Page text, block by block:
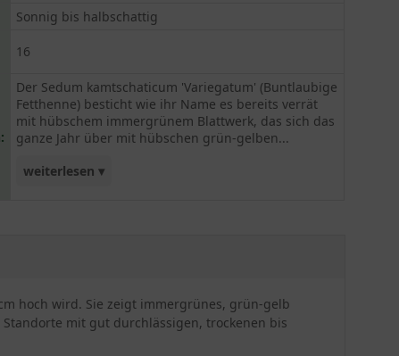
Sonnig bis halbschattig
16
Der Sedum kamtschaticum 'Variegatum' (Buntlaubige
Fetthenne) besticht wie ihr Name es bereits verrät
mit hübschem immergrünem Blattwerk, das sich das
ganze Jahr über mit hübschen grün-gelben...
weiterlesen ▾
zu 15 cm hoch und lässt sich gut als
Steingartenstaude eingesetzt. Bevorzugt wird ein
trockener bis frischer und durchlässiger Boden an
hoch wird. Sie zeigt immergrünes, grün-gelb
mit gut durchlässigen, trockenen bis